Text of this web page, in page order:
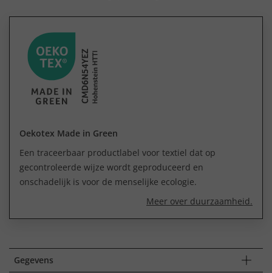
Oekotex Made in Green
Een traceerbaar productlabel voor textiel dat op
gecontroleerde wijze wordt geproduceerd en
onschadelijk is voor de menselijke ecologie.
Meer over duurzaamheid.
Gegevens